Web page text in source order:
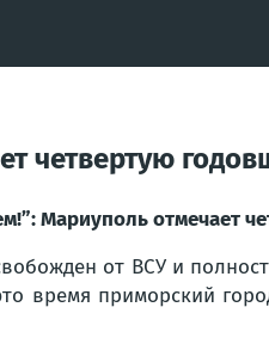
четвертую
Мариуполь отмечает
от ВСУ и
время приморский